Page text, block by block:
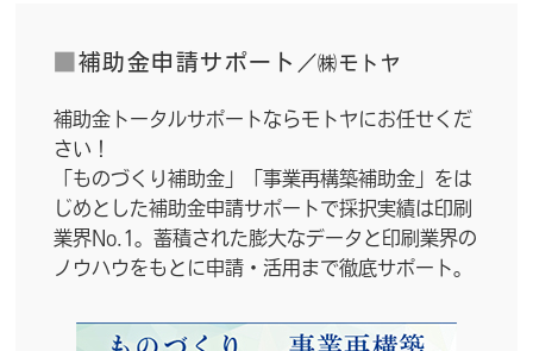
■補助金申請サポート ／㈱モトヤ
補助金トータルサポートならモトヤにお任せくだ
さい！
「ものづくり補助金」「事業再構築補助金」をは
じめとした補助金申請サポートで採択実績は印刷
業界No.1。蓄積された膨大なデータと印刷業界の
ノウハウをもとに申請・活用まで徹底サポート。